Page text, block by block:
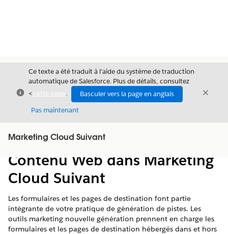
Fermer
Ce texte a été traduit à l’aide du système de traduction
automatique de Salesforce. Plus de détails, consultez
<cette page .
Basculer vers la page en anglais
Pas maintenant
Fermer
Marketing Cloud Suivant
Afficher la table des matières
Table des
matières
Contenu Web dans Marketing
Cloud Suivant
Les formulaires et les pages de destination font partie
intégrante de votre pratique de génération de pistes. Les
outils marketing nouvelle génération prennent en charge les
formulaires et les pages de destination hébergés dans et hors